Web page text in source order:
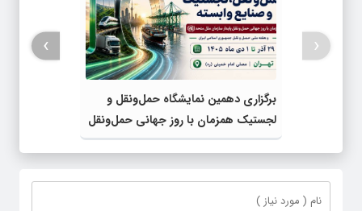
برگزاری دهمین نمایشگاه حمل‌ونقل و
لجستیک همزمان با روز جهانی حمل‌ونقل
پایدار سازمان ملل متحد
‹
›